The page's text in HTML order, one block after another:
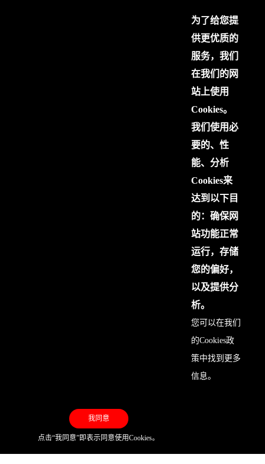
为了给您提
供更优质的
服务，我们
在我们的网
站上使用
Cookies。
我们使用必
要的、性
能、分析
Cookies来
达到以下目
的：确保网
站功能正常
运行，存储
您的偏好，
以及提供分
析。
您可以在我们
的Cookies政
策中找到更多
信息。
我同意
点击“我同意”即表示同意使用Cookies。